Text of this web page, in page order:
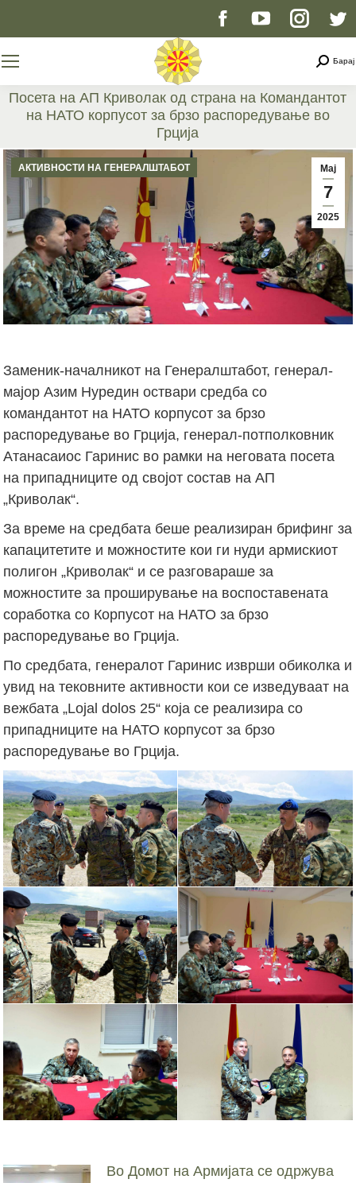
Facebook
opens
YouTube
opens
page
opens
new
window
Барај
Посета на АП Криволак од страна на Командантот
на НАТО корпусот за брзо распоредување во
Грција
You are here:
Мај
7
2025
АКТИВНОСТИ НА ГЕНЕРАЛШТАБОТ
Заменик-началникот на Генералштабот, генерал-
мајор Азим Нуредин оствари средба со
командантот на НАТО корпусот за брзо
распоредување во Грција, генерал-потполковник
Атанасаиос Гаринис во рамки на неговата посета
на припадниците од својот состав на АП
„Криволак“.
За време на средбата беше реализиран брифинг за
капацитетите и можностите кои ги нуди армискиот
полигон „Криволак“ и се разговараше за
можностите за проширување на воспоставената
соработка со Корпусот на НАТО за брзо
распоредување во Грција.
По средбата, генералот Гаринис изврши обиколка и
увид на тековните активности кои се изведуваат на
вежбата „Lojal dolos 25“ која се реализира со
припадниците на НАТО корпусот за брзо
распоредување во Грција.
Во Домот на Армијата се одржува